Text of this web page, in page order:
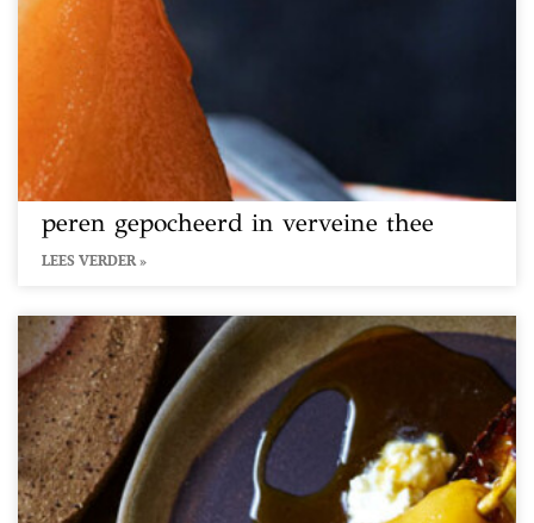
peren gepocheerd in verveine thee
LEES VERDER »